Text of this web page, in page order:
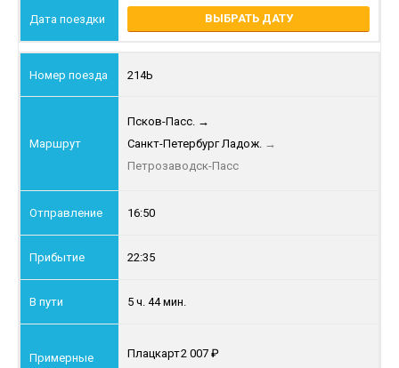
ВЫБРАТЬ ДАТУ
214Ь
Псков-Пасс. →
Санкт-Петербург Ладож. →
Петрозаводск-Пасс
16:50
22:35
5 ч. 44 мин.
Плацкарт2 007